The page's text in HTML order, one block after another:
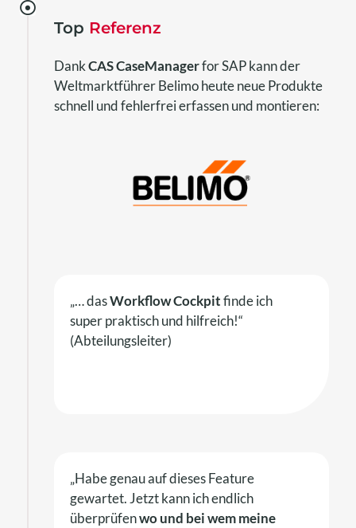
Top Referenz
DankCAS CaseManagerfor SAP kann der
Weltmarktführer Belimo heute neue Produkte
schnell und fehlerfrei erfassen und montieren:
„… dasWorkflow Cockpitfinde ich
super praktisch und hilfreich!“
(Abteilungsleiter)
„Habe genau auf dieses Feature
gewartet. Jetzt kann ich endlich
überprüfenwo und bei wem meine